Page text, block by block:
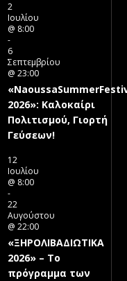
2
Ιουλίου
@ 8:00
-
6
Σεπτεμβρίου
@ 23:00
2026»: Καλοκαίρι
Πολιτισμού, Γιορτή
Γεύσεων!
12
Ιουλίου
@ 8:00
-
22
Αυγούστου
@ 22:00
«ΞΗΡΟΛΙΒΑΔΙΩΤΙΚΑ
2026» – To
πρόγραμμα των